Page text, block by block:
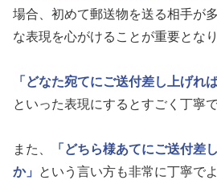
場合、初めて郵送物を送る相手が
な表現を心がけることが重要となり
「どなた宛てにご送付差し上げれ
といった表現にするとすごく丁寧
また、
「どちら様あてにご送付差
か」
という言い方も非常に丁寧でよ